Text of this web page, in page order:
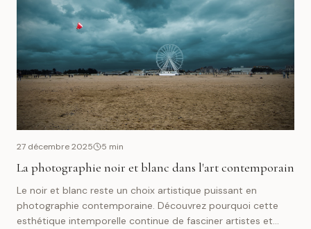
27 décembre 2025 5 min
La photographie noir et blanc dans l'art contemporain
Le noir et blanc reste un choix artistique puissant en
photographie contemporaine. Découvrez pourquoi cette
esthétique intemporelle continue de fasciner artistes et